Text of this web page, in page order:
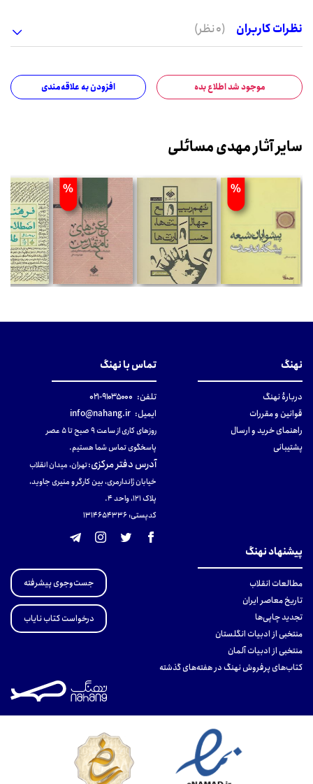
نظرات کاربران (0 نظر)
موجود شد اطلاع بده افزودن به علاقه‌مندی
سایر آثار مهدی مسائلی
%
%
نهنگ
دربارهٔ نهنگ
قوانین و مقررات
راهنمای خرید و ارسال
پشتیبانی
تماس با نهنگ
تلفن: ۹۱۰۳۵۰۰۰-۰۲۱
ایمیل: info@nahang.ir
روزهای کاری از ساعت ۹ صبح تا ۵ عصر
پاسخگوی تماس شما هستیم.
آدرس دفتر مرکزی:تهران، میدان انقلاب
خیابان ژاندارمری، بین کارگر و منیری جاوید،
پلاک 121، واحد ۴.
کدپستی: 131465433۶
پیشنهاد نهنگ
مطالعات انقلاب
تاریخ معاصر ایران
تجدید چاپی‌ها
منتخبی از ادبیات انگلستان
منتخبی از ادبیات آلمان
کتاب‌های پرفروش نهنگ در هفته‌های گذشته
جست‌وجوی پیشرفته
درخواست کتاب نایاب